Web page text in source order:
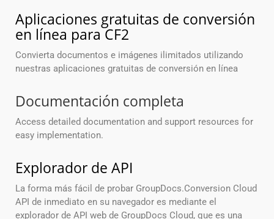
Aplicaciones gratuitas de conversión
en línea para CF2
Convierta documentos e imágenes ilimitados utilizando
nuestras aplicaciones gratuitas de conversión en línea
Documentación completa
Access detailed documentation and support resources for
easy implementation.
Explorador de API
La forma más fácil de probar GroupDocs.Conversion Cloud
API de inmediato en su navegador es mediante el
explorador de API web de GroupDocs Cloud, que es una